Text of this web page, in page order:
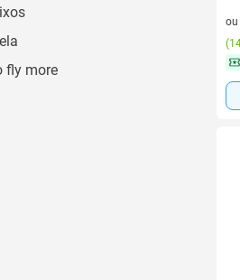
fly more
ou
(